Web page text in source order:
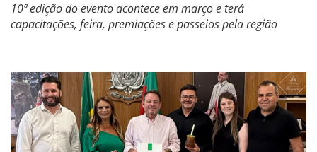
10ª edição do evento acontece em março e terá
capacitações, feira, premiações e passeios pela região